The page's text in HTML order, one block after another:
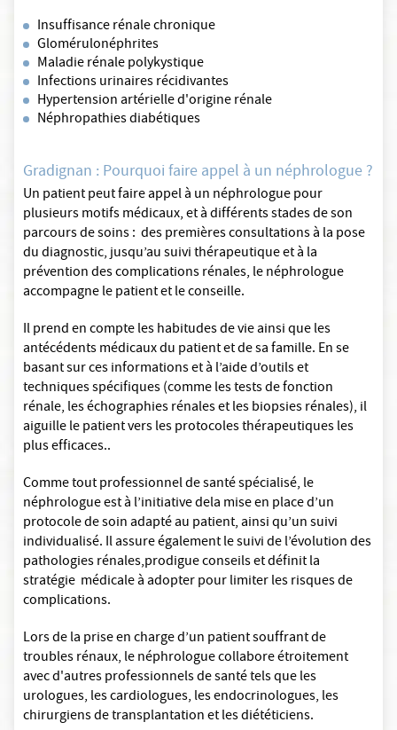
Insuffisance rénale chronique
Glomérulonéphrites
Maladie rénale polykystique
Infections urinaires récidivantes
Hypertension artérielle d'origine rénale
Néphropathies diabétiques
Gradignan : Pourquoi faire appel à un néphrologue ?
Un patient peut faire appel à un néphrologue pour
plusieurs motifs médicaux, et à différents stades de son
parcours de soins : des premières consultations à la pose
du diagnostic, jusqu’au suivi thérapeutique et à la
prévention des complications rénales, le néphrologue
accompagne le patient et le conseille.
Il prend en compte les habitudes de vie ainsi que les
antécédents médicaux du patient et de sa famille. En se
basant sur ces informations et à l’aide d’outils et
techniques spécifiques (comme les tests de fonction
rénale, les échographies rénales et les biopsies rénales), il
aiguille le patient vers les protocoles thérapeutiques les
plus efficaces..
Comme tout professionnel de santé spécialisé, le
néphrologue est à l’initiative dela mise en place d’un
protocole de soin adapté au patient, ainsi qu’un suivi
individualisé. Il assure également le suivi de l’évolution des
pathologies rénales,prodigue conseils et définit la
stratégie médicale à adopter pour limiter les risques de
complications.
Lors de la prise en charge d’un patient souffrant de
troubles rénaux, le néphrologue collabore étroitement
avec d'autres professionnels de santé tels que les
urologues, les cardiologues, les endocrinologues, les
chirurgiens de transplantation et les diététiciens.